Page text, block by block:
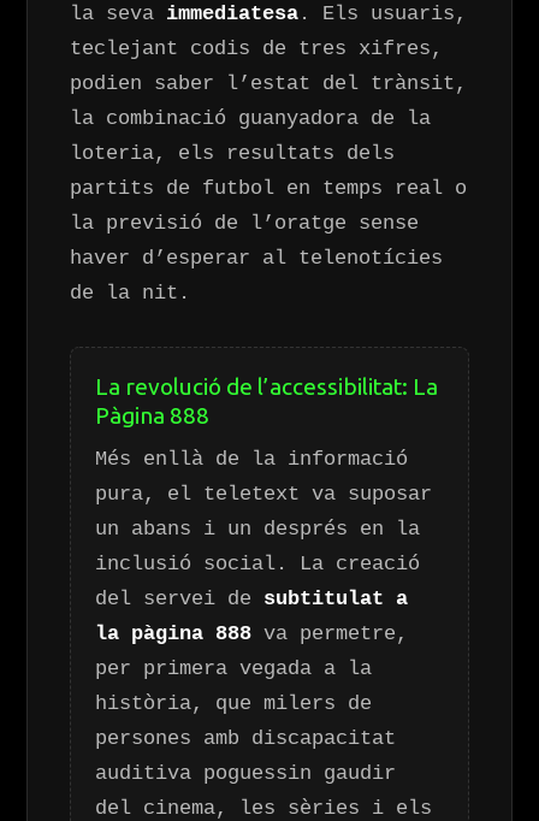
la seva immediatesa . Els usuaris,
teclejant codis de tres xifres,
podien saber l’estat del trànsit,
la combinació guanyadora de la
loteria, els resultats dels
partits de futbol en temps real o
la previsió de l’oratge sense
haver d’esperar al telenotícies
de la nit.
La revolució de l’accessibilitat: La
Pàgina 888
Més enllà de la informació
pura, el teletext va suposar
un abans i un després en la
inclusió social. La creació
del servei de subtitulat a
la pàgina 888 va permetre,
per primera vegada a la
història, que milers de
persones amb discapacitat
auditiva poguessin gaudir
del cinema, les sèries i els